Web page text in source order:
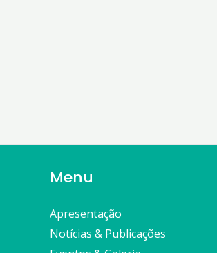
Menu
Apresentação
Notícias & Publicações